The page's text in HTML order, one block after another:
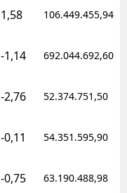
1,58 106.449.455,94
-1,14 692.044.692,60
-2,76 52.374.751,50
-0,11 54.351.595,90
-0,75 63.190.488,98